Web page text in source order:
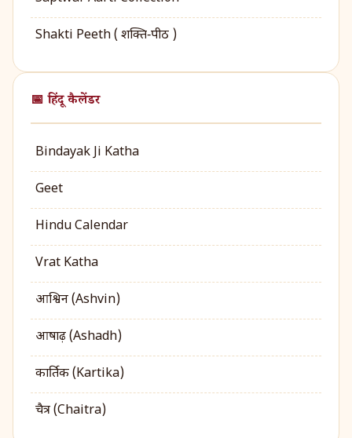
Shakti Peeth ( शक्ति‑पीठ )
📅 हिंदू कैलेंडर
Bindayak Ji Katha
Geet
Hindu Calendar
Vrat Katha
आश्विन (Ashvin)
आषाढ़ (Ashadh)
कार्तिक (Kartika)
चैत्र (Chaitra)